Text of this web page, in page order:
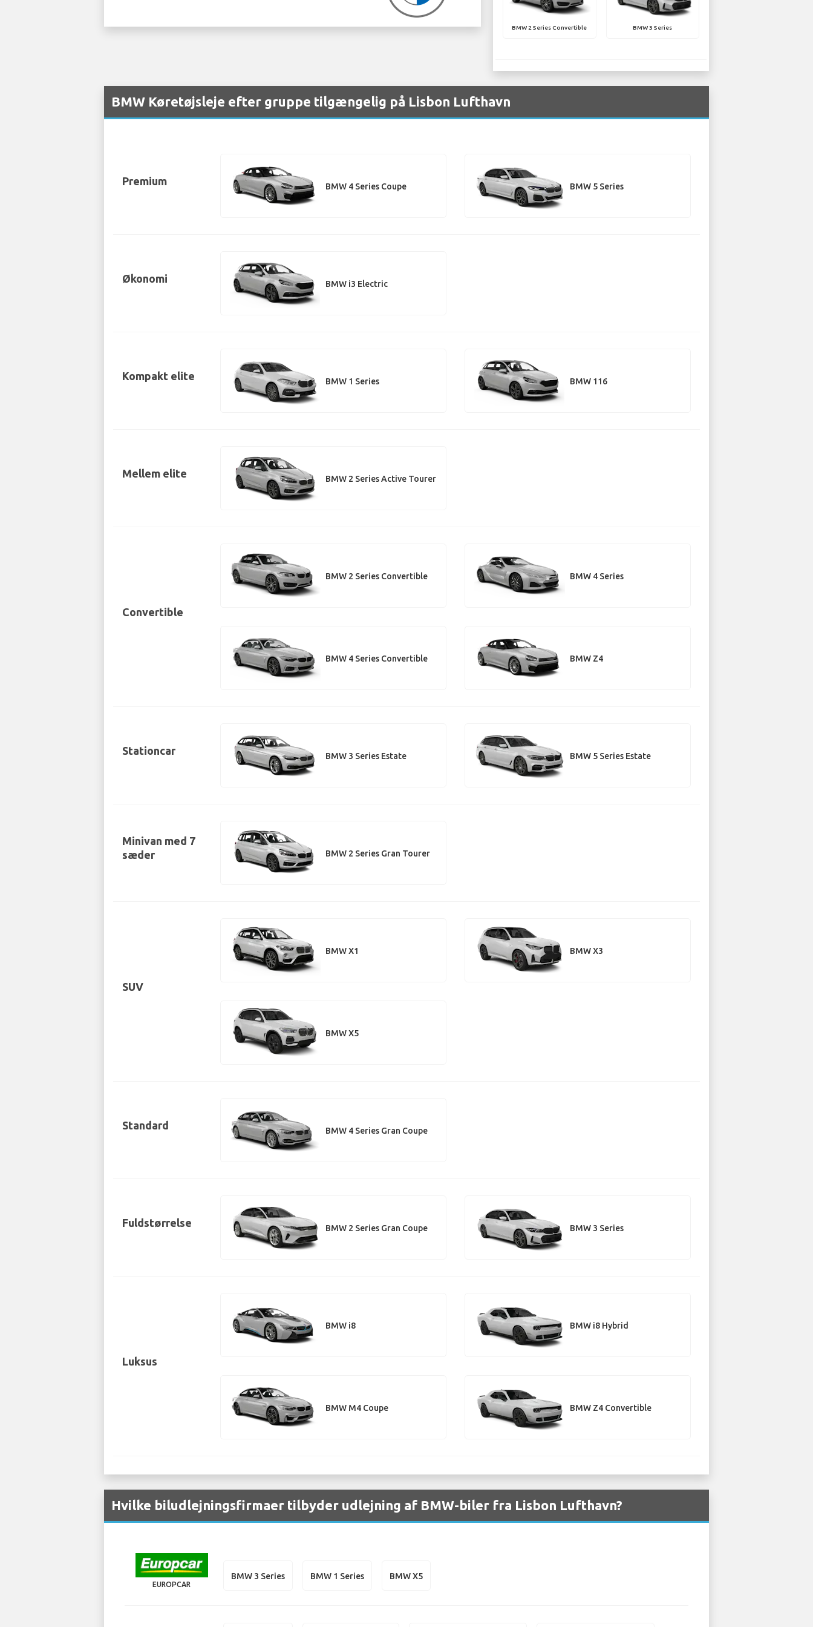
BMW 2 Series Convertible BMW 3 Series
BMW Køretøjsleje efter gruppe tilgængelig på Lisbon Lufthavn
Premium BMW 4 Series Coupe BMW 5 Series
Økonomi BMW i3 Electric
Kompakt elite BMW 1 Series BMW 116
Mellem elite BMW 2 Series Active Tourer
Convertible
BMW 2 Series Convertible BMW 4 Series
BMW 4 Series Convertible BMW Z4
Stationcar BMW 3 Series Estate BMW 5 Series Estate
Minivan med 7
sæder
BMW 2 Series Gran Tourer
SUV
BMW X1 BMW X3
BMW X5
Standard BMW 4 Series Gran Coupe
Fuldstørrelse BMW 2 Series Gran Coupe BMW 3 Series
Luksus
BMW i8 BMW i8 Hybrid
BMW M4 Coupe BMW Z4 Convertible
Hvilke biludlejningsfirmaer tilbyder udlejning af BMW-biler fra Lisbon Lufthavn?
EUROPCAR
BMW 3 Series BMW 1 Series BMW X5